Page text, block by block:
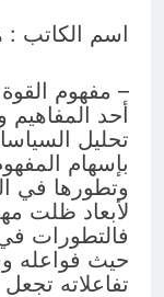
اسم الكاتب
– مفهوم
أحد المفاهيم
تحليل
بإسهام
وتطورها في
لأبعاد ظلت
فالتطورات
حيث فواعله
تفاعلاته تجعل